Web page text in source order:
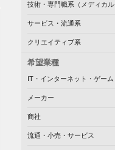
技術・専門職系（メディカル
サービス・流通系
クリエイティブ系
希望業種
IT・インターネット・ゲーム
メーカー
商社
流通・小売・サービス